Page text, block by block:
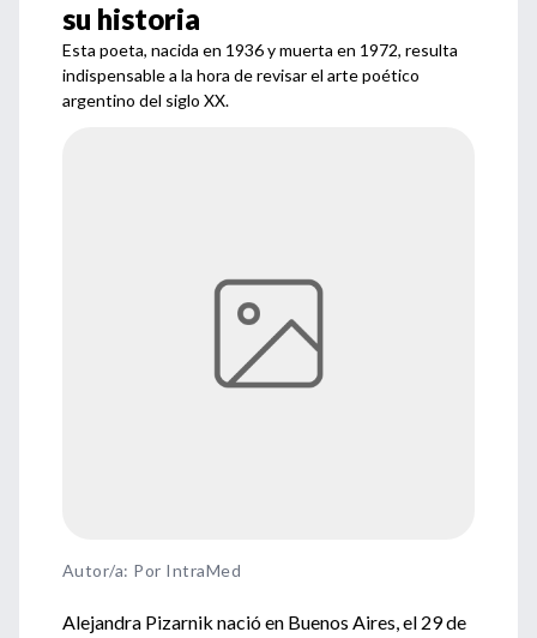
su historia
Esta poeta, nacida en 1936 y muerta en 1972, resulta
indispensable a la hora de revisar el arte poético
argentino del siglo XX.
Autor/a: Por IntraMed
Alejandra Pizarnik nació en Buenos Aires, el 29 de